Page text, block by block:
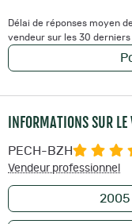
Délai de réponses moyen
vendeur sur les 30 derniers
INFORMATIONS SUR LE
PECH-BZH
Vendeur professionnel
2005